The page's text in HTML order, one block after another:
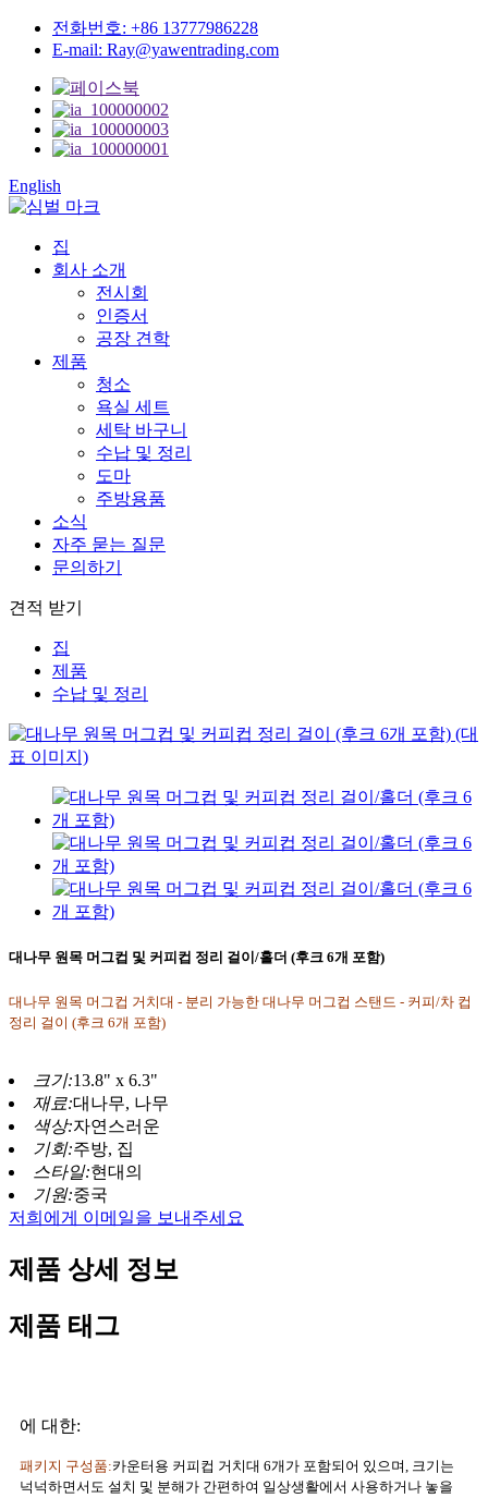
전화번호: +86 13777986228
E-mail: Ray@yawentrading.com
English
집
회사 소개
전시회
인증서
공장 견학
제품
청소
욕실 세트
세탁 바구니
수납 및 ​​정리
도마
주방용품
소식
자주 묻는 질문
문의하기
견적 받기
집
제품
수납 및 ​​정리
대나무 원목 머그컵 및 커피컵 정리 걸이/홀더 (후크 6개 포함)
대나무 원목 머그컵 거치대 - 분리 가능한 대나무 머그컵 스탠드 - 커피/차 컵
정리 걸이 (후크 6개 포함)
크기:13.8" x 6.3"
재료:대나무, 나무
색상:자연스러운
기회:주방, 집
스타일:현대의
기원:중국
저희에게 이메일을 보내주세요
제품 상세 정보
제품 태그
에 대한:
패키지 구성품:카운터용 커피컵 거치대 6개가 포함되어 있으며, 크기는
넉넉하면서도 설치 및 분해가 간편하여 일상생활에서 사용하거나 놓을